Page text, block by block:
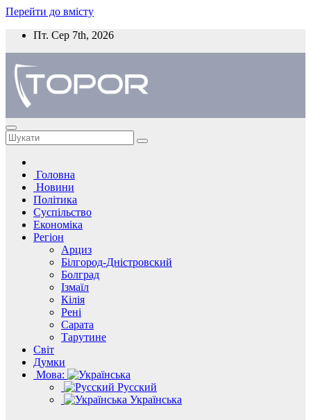
Перейти до вмісту
Пт. Сер 7th, 2026
Головна
Новини
Політика
Суспільство
Економіка
Регіон
Арциз
Білгород-Дністровский
Болград
Ізмаїл
Кілія
Рені
Сарата
Тарутине
Світ
Думки
Мова:
Русский
Українська